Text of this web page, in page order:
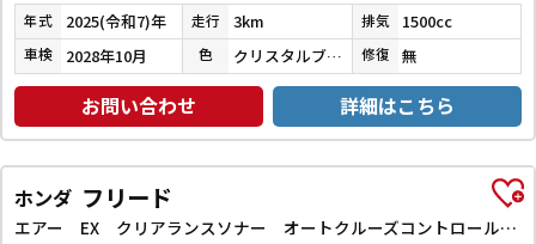
年式 2025(令和7)年 走行 3km 排気 1500cc
車検 2028年10月 色 クリスタルブラックパール 修復 無
お問い合わせ 詳細はこちら
ホンダ フリード
エアー EX クリアランスソナー オートクルーズコントロール レーンアシスト 衝突被害軽減システム 両側電動スライドドア オートライト LEDヘッドランプ スマートキー アイドリングストップ